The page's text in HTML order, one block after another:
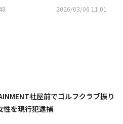
ジンの真剣な表情も…豪華メイ
2026/03/06 11:01
社屋前でゴルフクラブ振り
を現行犯逮捕